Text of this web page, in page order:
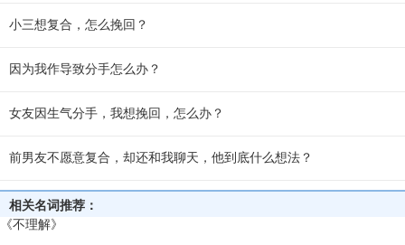
小三想复合，怎么挽回？
因为我作导致分手怎么办？
女友因生气分手，我想挽回，怎么办？
前男友不愿意复合，却还和我聊天，他到底什么想法？
相关名词推荐：
《不理解》